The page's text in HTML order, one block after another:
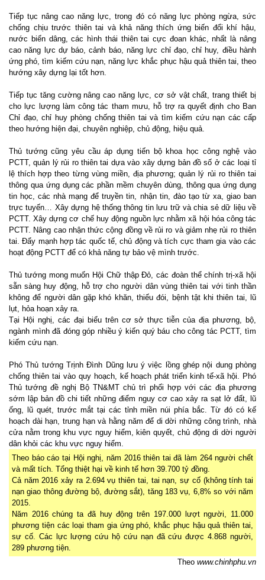
Tiếp tục nâng cao năng lực, trong đó có năng lực phòng ngừa, sức
chống chịu trước thiên tai và khả năng thích ứng biến đổi khí hậu,
nước biển dâng, các hình thái thiên tai cực đoan khác, nhất là nâng
cao năng lực dự báo, cảnh báo, năng lực chỉ đạo, chỉ huy, điều hành
ứng phó, tìm kiếm cứu nạn, năng lực khắc phục hậu quả thiên tai, theo
hướng xây dựng lại tốt hơn.
Tiếp tục tăng cường nâng cao năng lực, cơ sở vật chất, trang thiết bị
cho lực lượng làm công tác tham mưu, hỗ trợ ra quyết định cho Ban
Chỉ đạo, chỉ huy phòng chống thiên tai và tìm kiếm cứu nạn các cấp
theo hướng hiện đại, chuyên nghiệp, chủ động, hiệu quả.
Thủ tướng cũng yêu cầu áp dụng tiến bộ khoa học công nghệ vào
PCTT, quản lý rủi ro thiên tai dựa vào xây dựng bản đồ số ở các loại tỉ
lệ thích hợp theo từng vùng miền, địa phương; quản lý rủi ro thiên tai
thông qua ứng dụng các phần mềm chuyên dùng, thông qua ứng dụng
tin học, các nhà mạng để truyền tin, nhận tin, đào tạo từ xa, giao ban
trực tuyến… Xây dựng hệ thống thông tin lưu trữ và chia sẻ dữ liệu về
PCTT. Xây dựng cơ chế huy động nguồn lực nhằm xã hội hóa công tác
PCTT. Nâng cao nhận thức cộng đồng về rủi ro và giảm nhẹ rủi ro thiên
tai. Đẩy mạnh hợp tác quốc tế, chủ động và tích cực tham gia vào các
hoạt động PCTT để có khả năng tự bảo vệ mình trước.
Thủ tướng mong muốn Hội Chữ thập Đỏ, các đoàn thể chính trị-xã hội
sẵn sàng huy động, hỗ trợ cho người dân vùng thiên tai với tinh thần
không để người dân gặp khó khăn, thiếu đói, bệnh tật khi thiên tai, lũ
lụt, hỏa hoạn xảy ra.
Tại Hội nghị, các đại biểu trên cơ sở thực tiễn của địa phương, bộ,
ngành mình đã đóng góp nhiều ý kiến quý báu cho công tác PCTT, tìm
kiếm cứu nạn.
Phó Thủ tướng Trịnh Đình Dũng lưu ý việc lồng ghép nội dung phòng
chống thiên tai vào quy hoạch, kế hoạch phát triển kinh tế-xã hội. Phó
Thủ tướng đề nghị Bộ TN&MT chủ trì phối hợp với các địa phương
sớm lập bản đồ chi tiết những điểm nguy cơ cao xảy ra sạt lở đất, lũ
ống, lũ quét, trước mắt tại các tỉnh miền núi phía bắc. Từ đó có kế
hoạch dài hạn, trung hạn và hằng năm để di dời những công trình, nhà
cửa nằm trong khu vực nguy hiểm, kiên quyết, chủ động di dời người
dân khỏi các khu vực nguy hiểm.
Theo báo cáo tại Hội nghị, năm 2016 thiên tai đã làm 264 người chết
và mất tích. Tổng thiệt hại về kinh tế hơn 39.700 tỷ đồng.
Cả năm 2016 xảy ra 2.694 vụ thiên tai, tai nạn, sự cố (không tính tai
nạn giao thông đường bộ, đường sắt), tăng 183 vụ, 6,8% so với năm
2015.
Năm 2016 chúng ta đã huy động trên 197.000 lượt người, 11.000
phương tiện các loại tham gia ứng phó, khắc phục hậu quả thiên tai,
sự cố. Các lực lượng cứu hộ cứu nạn đã cứu được 4.868 người,
289 phương tiện.
Theo www.chinhphu.vn